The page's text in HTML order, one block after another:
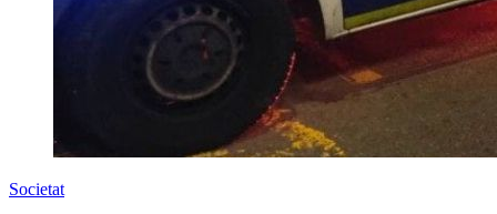
Societat